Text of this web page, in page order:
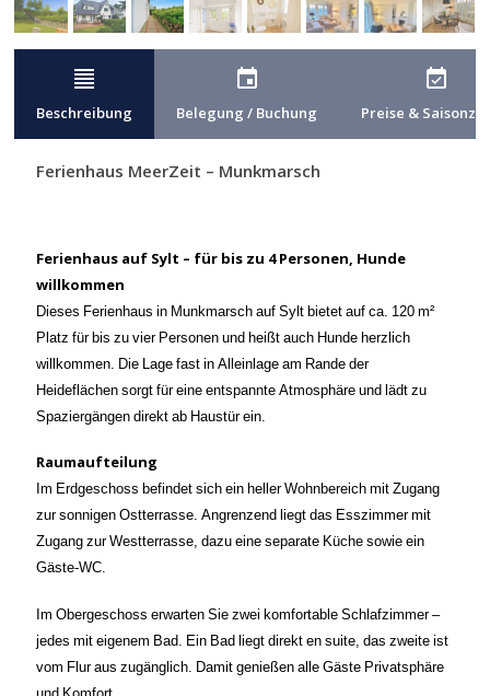
format_align_justify
Beschreibung
event
Belegung / Buchung
event_available
Preise &
Ferienhaus MeerZeit – Munkmarsch
Ferienhaus auf Sylt – für bis zu 4 Personen, Hunde
willkommen
Dieses Ferienhaus in Munkmarsch auf Sylt bietet auf ca. 120 m²
Platz für bis zu vier Personen und heißt auch Hunde herzlich
willkommen. Die Lage fast in Alleinlage am Rande der
Heideflächen sorgt für eine entspannte Atmosphäre und lädt zu
Spaziergängen direkt ab Haustür ein.
Raumaufteilung
Im Erdgeschoss befindet sich ein heller Wohnbereich mit Zugang
zur sonnigen Ostterrasse. Angrenzend liegt das Esszimmer mit
Zugang zur Westterrasse, dazu eine separate Küche sowie ein
Gäste-WC.
Im Obergeschoss erwarten Sie zwei komfortable Schlafzimmer –
jedes mit eigenem Bad. Ein Bad liegt direkt en suite, das zweite ist
vom Flur aus zugänglich. Damit genießen alle Gäste Privatsphäre